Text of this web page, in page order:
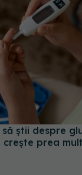
știi despre
crește prea